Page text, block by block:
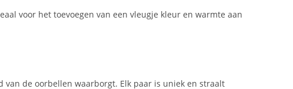
voor het toevoegen van een vleugje kleur en warmte aan
de oorbellen waarborgt. Elk paar is uniek en straalt